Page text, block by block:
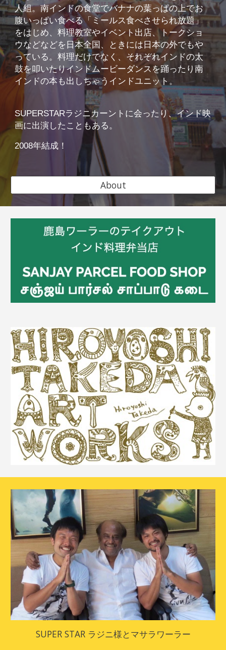
人組。南インドの食堂でバナナの葉っぱの上でお
腹いっぱい食べる「ミールス食べさせられ放題」
をはじめ、料理教室やイベント出店、トークショ
ウなどなどを日本全国、ときには日本の外でもや
っている。料理だけでなく、それぞれインドの太
鼓を叩いたりインドムービーダンスを踊ったり南
インドの本も出しちゃうインドユニット。
SUPERSTARラジニカーントに会ったり、インド映
画に出演したこともある。
2008年結成！
About
SUPER STAR ラジニ様とマサラワーラー